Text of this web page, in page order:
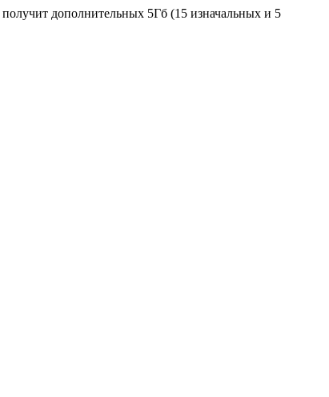
получит дополнительных 5Гб (15 изначальных и 5